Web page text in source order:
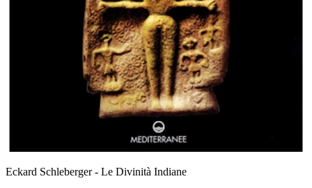
Eckard Schleberger - Le Divinità Indiane